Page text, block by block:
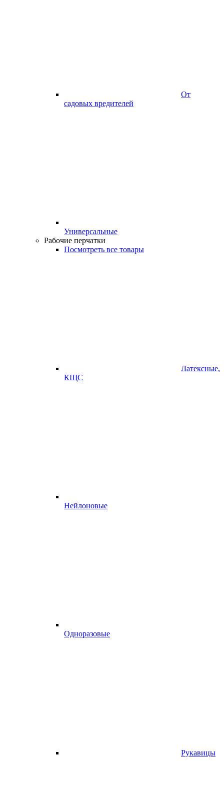
От
садовых вредителей
Универсальные
Рабочие перчатки
Посмотреть все товары
Латексные,
КЩС
Нейлоновые
Одноразовые
Рукавицы